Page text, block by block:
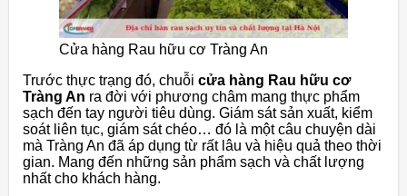
Cửa hàng Rau hữu cơ Tràng An
Trước thực trạng đó, chuỗi cửa hàng Rau hữu cơ
Tràng An ra đời với phương châm mang thực phẩm
sạch đến tay người tiêu dùng. Giám sát sản xuất, kiểm
soát liên tục, giám sát chéo… đó là một câu chuyện dài
mà Tràng An đã áp dụng từ rất lâu và hiệu quả theo thời
gian. Mang đến những sản phẩm sạch và chất lượng
nhất cho khách hàng.